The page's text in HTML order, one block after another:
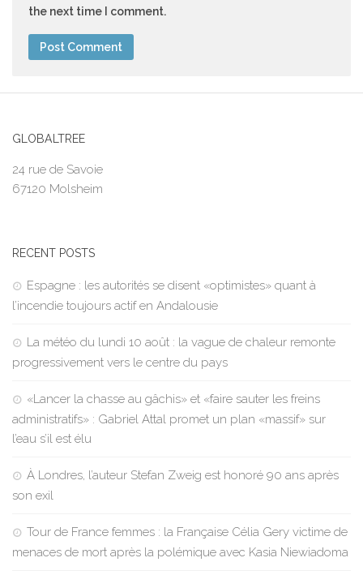
the next time I comment.
GLOBALTREE
24 rue de Savoie
67120 Molsheim
RECENT POSTS
Espagne : les autorités se disent «optimistes» quant à
l’incendie toujours actif en Andalousie
La météo du lundi 10 août : la vague de chaleur remonte
progressivement vers le centre du pays
«Lancer la chasse au gâchis» et «faire sauter les freins
administratifs» : Gabriel Attal promet un plan «massif» sur
l’eau s’il est élu
À Londres, l’auteur Stefan Zweig est honoré 90 ans après
son exil
Tour de France femmes : la Française Célia Gery victime de
menaces de mort après la polémique avec Kasia Niewiadoma